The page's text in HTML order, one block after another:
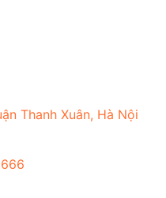
Thanh Xuân, Hà Nội